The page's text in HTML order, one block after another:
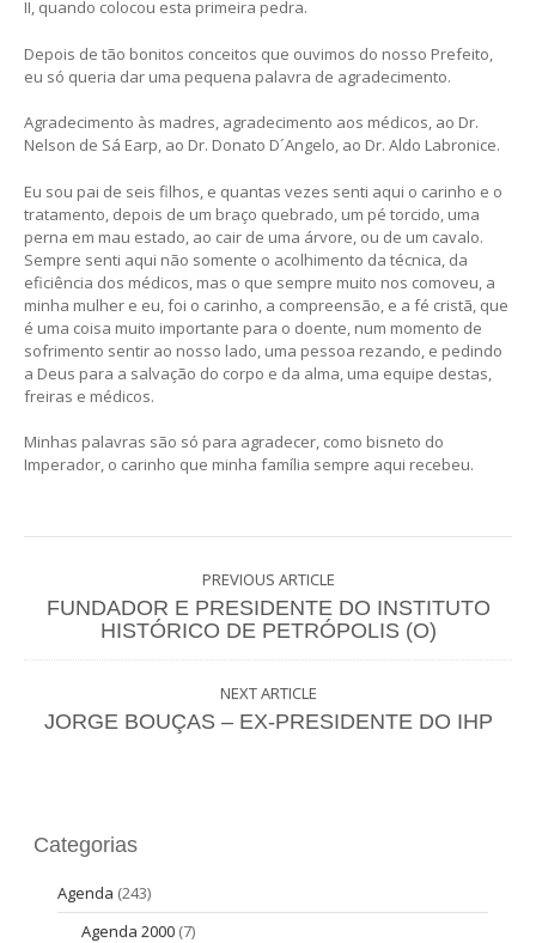
II, quando colocou esta primeira pedra.
Depois de tão bonitos conceitos que ouvimos do nosso Prefeito,
eu só queria dar uma pequena palavra de agradecimento.
Agradecimento às madres, agradecimento aos médicos, ao Dr.
Nelson de Sá Earp, ao Dr. Donato D´Angelo, ao Dr. Aldo Labronice.
Eu sou pai de seis filhos, e quantas vezes senti aqui o carinho e o
tratamento, depois de um braço quebrado, um pé torcido, uma
perna em mau estado, ao cair de uma árvore, ou de um cavalo.
Sempre senti aqui não somente o acolhimento da técnica, da
eficiência dos médicos, mas o que sempre muito nos comoveu, a
minha mulher e eu, foi o carinho, a compreensão, e a fé cristã, que
é uma coisa muito importante para o doente, num momento de
sofrimento sentir ao nosso lado, uma pessoa rezando, e pedindo
a Deus para a salvação do corpo e da alma, uma equipe destas,
freiras e médicos.
Minhas palavras são só para agradecer, como bisneto do
Imperador, o carinho que minha família sempre aqui recebeu.
PREVIOUS ARTICLE
FUNDADOR E PRESIDENTE DO INSTITUTO
HISTÓRICO DE PETRÓPOLIS (O)
NEXT ARTICLE
JORGE BOUÇAS – EX-PRESIDENTE DO IHP
Categorias
Agenda (243)
Agenda 2000 (7)